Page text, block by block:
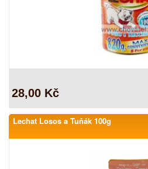
28,00 Kč
Lechat Losos a Tuňák 100g